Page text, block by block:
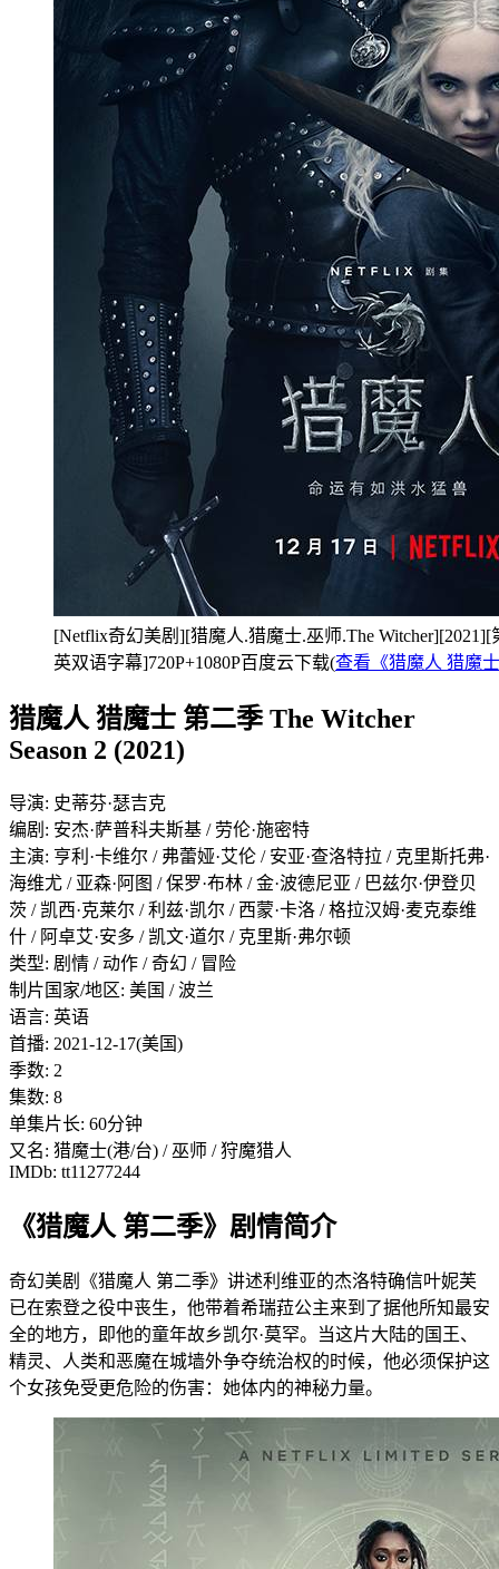
[Netflix奇幻美剧][猎魔人.猎魔士.巫师.The
英双语字幕]720P+1080P百度云下载(查看《猎魔人 猎魔
猎魔人 猎魔士 第二季 The Witcher
Season 2 (2021)
导演: 史蒂芬·瑟吉克
编剧: 安杰·萨普科夫斯基 / 劳伦·施密特
主演: 亨利·卡维尔 / 弗蕾娅·艾伦 / 安亚·查洛特拉 / 克里斯托弗·
海维尤 / 亚森·阿图 / 保罗·布林 / 金·波德尼亚 / 巴兹尔·伊登贝
茨 / 凯西·克莱尔 / 利兹·凯尔 / 西蒙·卡洛 / 格拉汉姆·麦克泰维
什 / 阿卓艾·安多 / 凯文·道尔 / 克里斯·弗尔顿
类型: 剧情 / 动作 / 奇幻 / 冒险
制片国家/地区: 美国 / 波兰
语言: 英语
首播: 2021-12-17(美国)
季数: 2
集数: 8
单集片长: 60分钟
又名: 猎魔士(港/台) / 巫师 / 狩魔猎人
IMDb: tt11277244
《猎魔人 第二季》剧情简介
奇幻美剧《猎魔人 第二季》讲述利维亚的杰洛特确信叶妮芙
已在索登之役中丧生，他带着希瑞菈公主来到了据他所知最安
全的地方，即他的童年故乡凯尔·莫罕。当这片大陆的国王、
精灵、人类和恶魔在城墙外争夺统治权的时候，他必须保护这
个女孩免受更危险的伤害：她体内的神秘力量。